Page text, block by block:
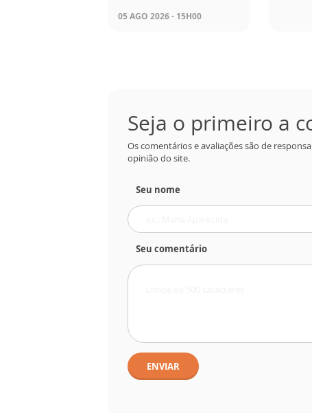
05 AGO 2026 - 15H00
Seja o primeiro a
Os comentários e avaliações são de
opinião do site.
Seu nome
Seu comentário
ENVIAR